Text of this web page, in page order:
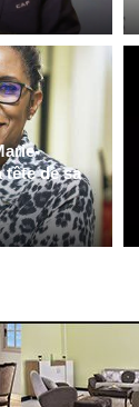
tête de sa